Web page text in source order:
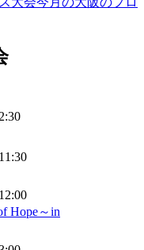
Hope～in